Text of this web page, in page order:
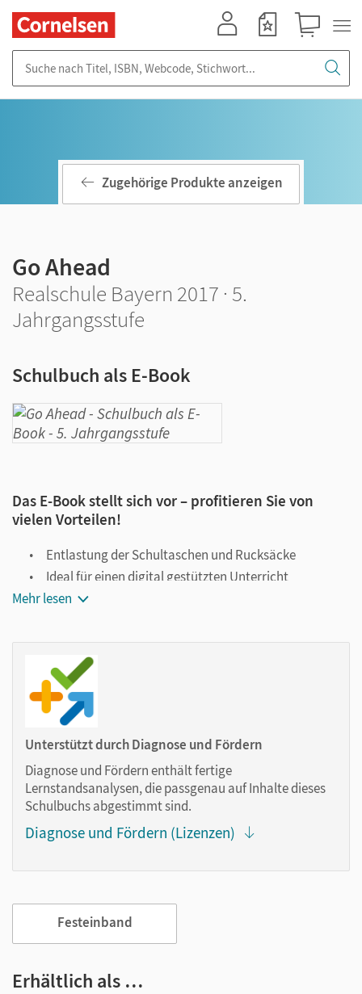
Zugehörige Produkte anzeigen
Go Ahead
Realschule Bayern 2017 · 5.
Jahrgangsstufe
Schulbuch als E-Book
Das E-Book stellt sich vor – profitieren Sie von
vielen Vorteilen!
Entlastung der Schultaschen und Rucksäcke
Ideal für einen digital gestützten Unterricht
Notiz- und Markierungsmöglichkeit
Viele digitale Funktionen unterstützen das Lehren und
Lernen:
Notizen erstellen
Markierungen setzen
Lesezeichen hinzufügen
Suchen im Text
Mehr lesen
Unterstützt durch Diagnose und Fördern
Diagnose und Fördern enthält fertige
Lernstandsanalysen, die passgenau auf Inhalte dieses
Schulbuchs abgestimmt sind.
Diagnose und Fördern (Lizenzen)
Festeinband
Erhältlich als …